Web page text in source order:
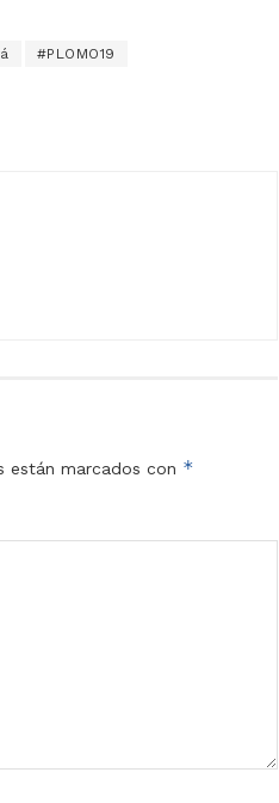
#PLOMO19
están marcados con *